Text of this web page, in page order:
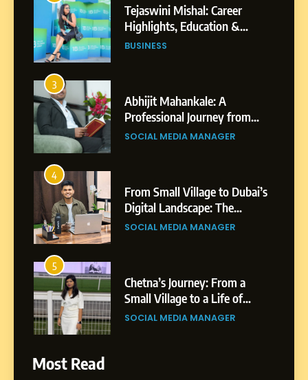
Abhijit Mahankale: A
Professional Journey from
Shirdi to Dubai
SOCIAL MEDIA MANAGER
4
From Small Village to Dubai’s
Digital Landscape: The
Professional Rise of Rohit
SOCIAL MEDIA MANAGER
5
Chetna’s Journey: From a
Small Village to a Life of
Purpose and Growth
SOCIAL MEDIA MANAGER
6
From a Quiet Childhood in
India to a Global Professional
Journey: The Story of Sagar
SOCIAL MEDIA MANAGER
Most Read